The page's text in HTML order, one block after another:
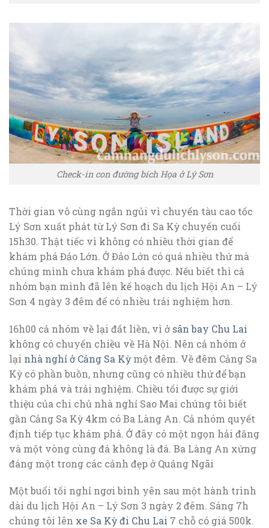
Check-in con đường bích Họa ở Lý Sơn
Thời gian vô cùng ngắn ngủi vì chuyến tàu cao tốc
Lý Sơn xuất phát từ Lý Sơn đi Sa Kỳ chuyến cuối
15h30. Thật tiếc vì không có nhiều thời gian để
khám phá Đảo Lớn. Ở Đảo Lớn có quá nhiều thứ mà
chúng mình chưa khám phá được. Nếu biết thì cả
nhóm bạn mình đã lên kế hoạch du lịch Hội An – Lý
Sơn 4 ngày 3 đêm để có nhiều trải nghiệm hơn.
16h00 cả nhóm về lại đất liền, vì ở sân bay Chu Lai
không có chuyến chiều về Hà Nội. Nên cả nhóm ở
lại nhà nghỉ ở Cảng Sa Kỳ một đêm. Về đêm Cảng Sa
Kỳ có phần buồn, nhưng cũng có nhiều thứ để bạn
khám phá và trải nghiệm. Chiều tối được sự giới
thiệu của chi chủ nhà nghỉ Sao Mai chúng tôi biết
gần Cảng Sa Kỳ 4km có Ba Làng An. Cả nhóm quyết
định tiếp tục khám phá. Ở đây có một ngọn hải đăng
và một vòng cùng đá không là đá. Ba Làng An xứng
đáng một trong các cảnh đẹp ở Quảng Ngãi
Một buổi tối nghỉ ngơi bình yên sau một hành trình
dài du lịch Hội An – Lý Sơn 3 ngày 2 đêm. Sáng 7h
chúng tôi lên xe Sa Kỳ đi Chu Lai 7 chỗ có giá 500k.